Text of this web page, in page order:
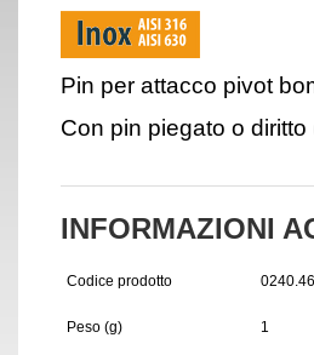
Pin per attacco pivot
Con pin piegato o
INFORMAZIONI
Codice prodotto 0240.46
Peso (g) 1